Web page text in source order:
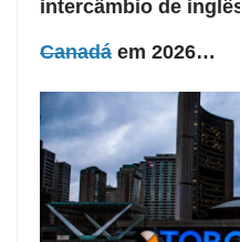
intercâmbio de
Canadá em 2026…